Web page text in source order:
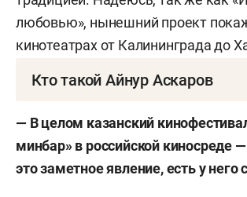
любовью», нынешний проект
кинотеатрах от Калининграда до
Кто такой Айнур Аскаров
Родился в 1987 году в селе Акъяр
Башкортостан.
— В целом казанский
минбар» в российской киносреде
это заметное явление, есть у него